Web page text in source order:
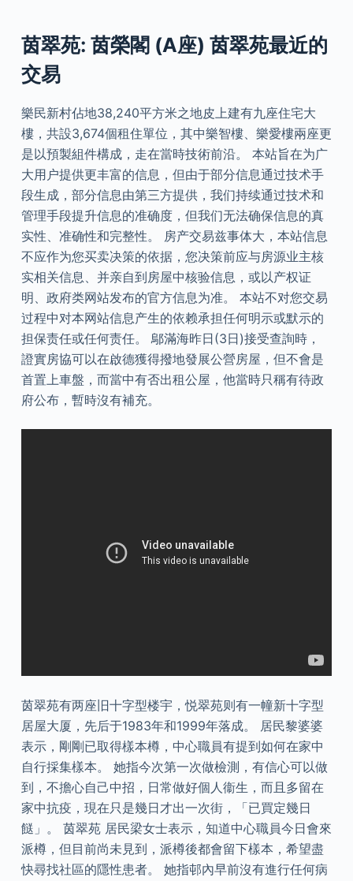
茵翠苑: 茵榮閣 (A座) 茵翠苑最近的
交易
樂民新村佔地38,240平方米之地皮上建有九座住宅大
樓，共設3,674個租住單位，其中樂智樓、樂愛樓兩座更
是以預製組件構成，走在當時技術前沿。 本站旨在为广
大用户提供更丰富的信息，但由于部分信息通过技术手
段生成，部分信息由第三方提供，我们持续通过技术和
管理手段提升信息的准确度，但我们无法确保信息的真
实性、准确性和完整性。 房产交易兹事体大，本站信息
不应作为您买卖决策的依据，您决策前应与房源业主核
实相关信息、并亲自到房屋中核验信息，或以产权证
明、政府类网站发布的官方信息为准。 本站不对您交易
过程中对本网站信息产生的依赖承担任何明示或默示的
担保责任或任何责任。 鄔滿海昨日(3日)接受查詢時，
證實房協可以在啟德獲得撥地發展公營房屋，但不會是
首置上車盤，而當中有否出租公屋，他當時只稱有待政
府公布，暫時沒有補充。
茵翠苑有两座旧十字型楼宇，悦翠苑则有一幢新十字型
居屋大厦，先后于1983年和1999年落成。 居民黎婆婆
表示，剛剛已取得樣本樽，中心職員有提到如何在家中
自行採集樣本。 她指今次第一次做檢測，有信心可以做
到，不擔心自己中招，日常做好個人衞生，而且多留在
家中抗疫，現在只是幾日才出一次街，「已買定幾日
餸」。 茵翠苑 居民梁女士表示，知道中心職員今日會來
派樽，但目前尚未見到，派樽後都會留下樣本，希望盡
快尋找社區的隱性患者。 她指邨內早前沒有進行任何病